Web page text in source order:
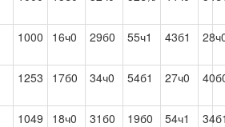
1000 16ч0 29б0 55ч1 43б1
1253 17б0 34ч0 54б1 27ч0
1049 18ч0 31б0 19б0 54ч1